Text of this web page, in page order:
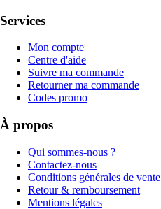
Services
Mon compte
Centre d'aide
Suivre ma commande
Retourner ma commande
Codes promo
À propos
Qui sommes-nous ?
Contactez-nous
Conditions générales de vente
Retour & remboursement
Mentions légales